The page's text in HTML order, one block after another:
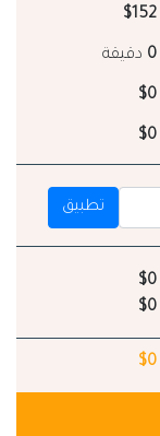
$152
0 دقيقة
$0
$0
تطبيق
$0
$0
$0